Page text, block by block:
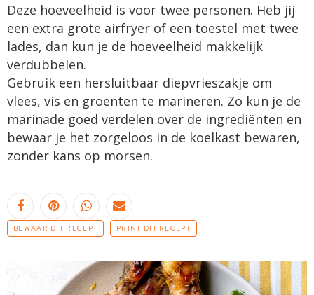
Deze hoeveelheid is voor twee personen. Heb jij
een extra grote airfryer of een toestel met twee
lades, dan kun je de hoeveelheid makkelijk
verdubbelen.
Gebruik een hersluitbaar diepvrieszakje om
vlees, vis en groenten te marineren. Zo kun je de
marinade goed verdelen over de ingrediënten en
bewaar je het zorgeloos in de koelkast bewaren,
zonder kans op morsen.
BEWAAR DIT RECEPT PRINT DIT RECEPT